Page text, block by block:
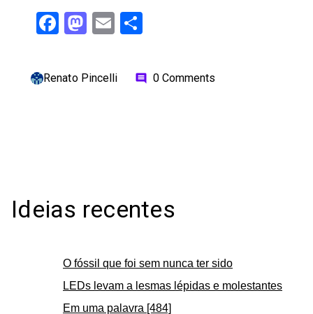
Facebook
Mastodon
Email
Renato Pincelli comment 0 Comments
Ideias recentes
O fóssil que foi sem nunca ter sido
LEDs levam a lesmas lépidas e molestantes
Em uma palavra [484]